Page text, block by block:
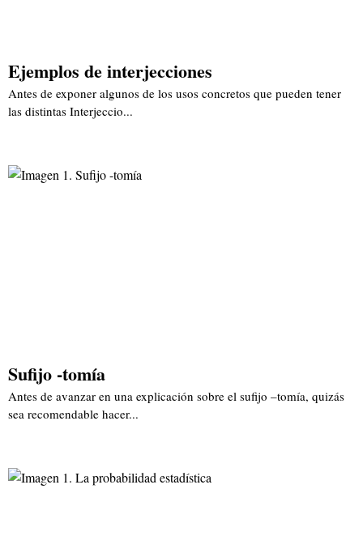
Ejemplos de interjecciones
Antes de exponer algunos de los usos concretos que pueden tener
las distintas Interjeccio...
Sufijo -tomía
Antes de avanzar en una explicación sobre el sufijo –tomía, quizás
sea recomendable hacer...